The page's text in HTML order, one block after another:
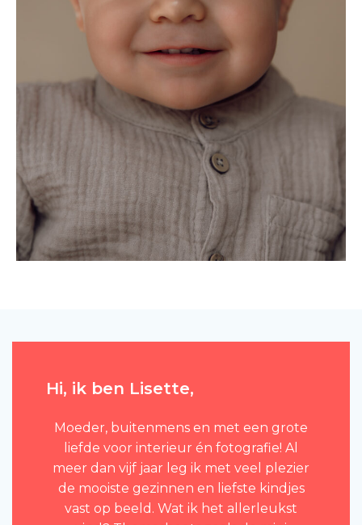
Hi, ik ben Lisette,
Moeder, buitenmens en met een grote
liefde voor interieur én fotografie! Al
meer dan vijf jaar leg ik met veel plezier
de mooiste gezinnen en liefste kindjes
vast op beeld. Wat ik het allerleukst